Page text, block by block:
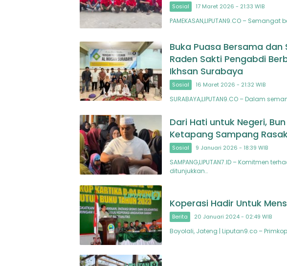
Sosial 17 Maret 2026 - 21:33 WIB
PAMEKASAN,LIPUTAN9.CO –
Buka Puasa Bersama
Raden Sakti Pengabdi
Ikhsan Surabaya
Sosial 16 Maret 2026 - 21:32 WIB
SURABAYA,LIPUTAN9.CO – Dalam
Dari Hati untuk Negeri,
Ketapang Sampang
Sosial 9 Januari 2026 - 18:39 WIB
SAMPANG,LIPUTAN7.ID – Komitmen
ditunjukkan…
Koperasi Hadir Untuk
Berita 20 Januari 2024 - 02:49 WIB
Boyolali, Jateng | Liputan9.co –